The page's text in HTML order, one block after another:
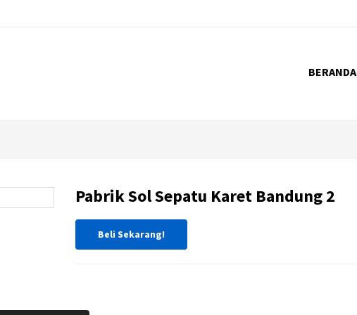
BERANDA
Pabrik Sol Sepatu Karet Bandung 2
Beli Sekarang!